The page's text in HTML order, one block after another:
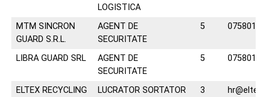
LOGISTICA
MTM SINCRON
GUARD S.R.L.
AGENT DE
SECURITATE
5
LIBRA GUARD SRL
AGENT DE
SECURITATE
5
ELTEX RECYCLING
LUCRATOR SORTATOR
3